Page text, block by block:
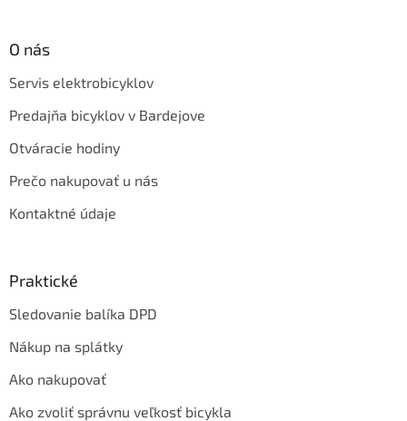
O nás
Servis elektrobicyklov
Predajňa bicyklov v Bardejove
Otváracie hodiny
Prečo nakupovať u nás
Kontaktné údaje
Praktické
Sledovanie balíka DPD
Nákup na splátky
Ako nakupovať
Ako zvoliť správnu veľkosť bicykla